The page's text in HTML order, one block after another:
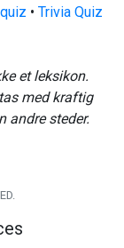
• Trivia Quiz
et leksikon.
med kraftig
andre steder.